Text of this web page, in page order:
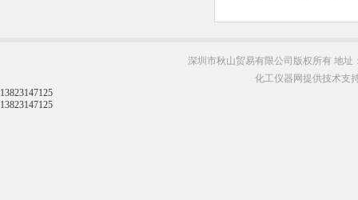
深圳市秋山贸易有限公司版权所有 地址
化工仪器网提供技术支
13823147125
13823147125